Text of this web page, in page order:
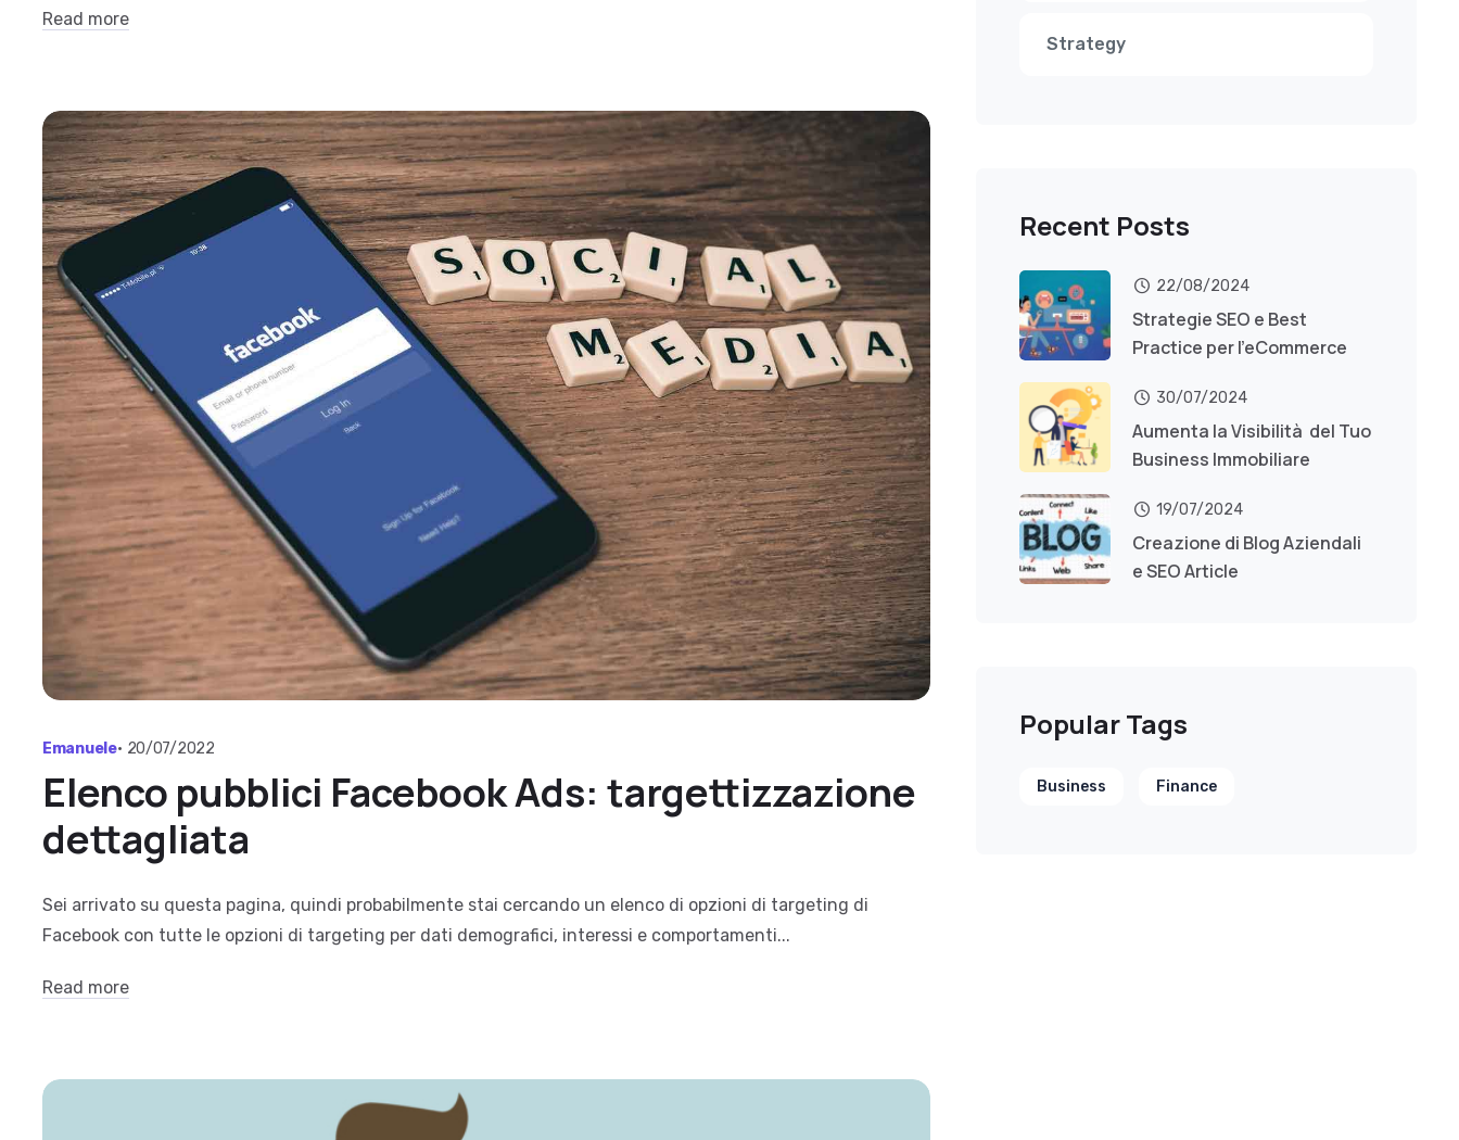
Read more
Emanuele• 20/07/2022
Elenco pubblici Facebook Ads: targettizzazione
dettagliata
Sei arrivato su questa pagina, quindi probabilmente stai cercando un elenco di opzioni di targeting di
Facebook con tutte le opzioni di targeting per dati demografici, interessi e comportamenti...
Read more
Strategy
Recent Posts
22/08/2024
Strategie SEO e Best
Practice per l’eCommerce
30/07/2024
Aumenta la Visibilità del Tuo
Business Immobiliare
19/07/2024
Creazione di Blog Aziendali
e SEO Article
Popular Tags
Business Finance